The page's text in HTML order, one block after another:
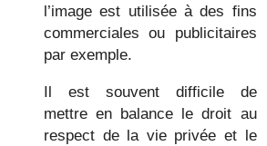
l’image est utilisée à des fins
commerciales ou publicitaires
par exemple.
Il est souvent difficile de
mettre en balance le droit au
respect de la vie privée et le